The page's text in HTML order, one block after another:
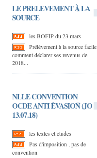
LE PRELEVEMENT À LA
SOURCE
les BOFIP du 23 mars
Prélèvement à la source facile
comment déclarer ses revenus de
2018...
NLLE CONVENTION
OCDE ANTI ÉVASION (JO
13.07.18)
les textes et etudes
Pas d'imposition , pas de
convention